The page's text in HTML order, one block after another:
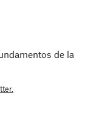
de la